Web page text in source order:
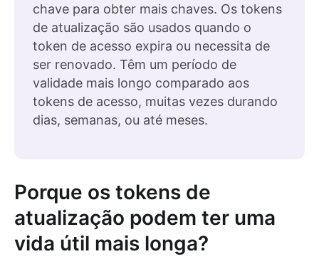
chave para obter mais chaves. Os tokens
de atualização são usados quando o
token de acesso expira ou necessita de
ser renovado. Têm um período de
validade mais longo comparado aos
tokens de acesso, muitas vezes durando
dias, semanas, ou até meses.
Porque os tokens de
atualização podem ter uma
vida útil mais longa?